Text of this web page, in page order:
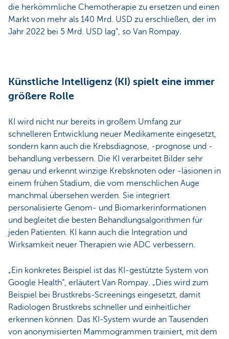
die herkömmliche Chemotherapie zu ersetzen und einen
Markt von mehr als 140 Mrd. USD zu erschließen, der im
Jahr 2022 bei 5 Mrd. USD lag“, so Van Rompay.
Künstliche Intelligenz (KI) spielt eine immer
größere Rolle
KI wird nicht nur bereits in großem Umfang zur
schnelleren Entwicklung neuer Medikamente eingesetzt,
sondern kann auch die Krebsdiagnose, -prognose und -
behandlung verbessern. Die KI verarbeitet Bilder sehr
genau und erkennt winzige Krebsknoten oder -läsionen in
einem frühen Stadium, die vom menschlichen Auge
manchmal übersehen werden. Sie integriert
personalisierte Genom- und Biomarkerinformationen
und begleitet die besten Behandlungsalgorithmen für
jeden Patienten. KI kann auch die Integration und
Wirksamkeit neuer Therapien wie ADC verbessern.
„Ein konkretes Beispiel ist das KI-gestützte System von
Google Health“, erläutert Van Rompay. „Dies wird zum
Beispiel bei Brustkrebs-Screenings eingesetzt, damit
Radiologen Brustkrebs schneller und einheitlicher
erkennen können. Das KI-System wurde an Tausenden
von anonymisierten Mammogrammen trainiert, mit dem